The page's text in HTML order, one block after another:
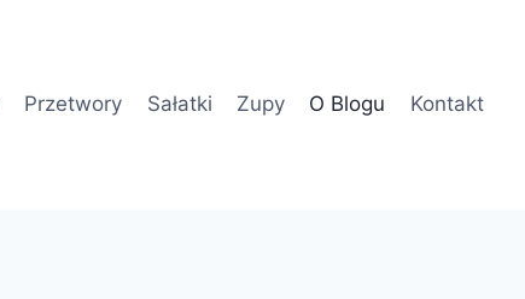
Przetwory Sałatki Zupy O Blogu Kontakt